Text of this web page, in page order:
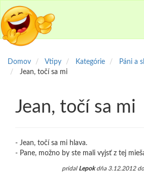
Domov Vtipy Kategórie
Páni a
Jean, točí sa mi
Jean, točí sa mi
- Jean, točí sa mi hlava.
- Pane, možno by ste mali vyjsť z tej
pridal Lepokdňa 3.12.2012